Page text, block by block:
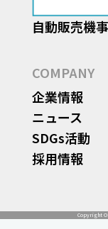
自動販売機
COMPANY
企業情報
ニュース
SDGs活動
採用情報
Copyright